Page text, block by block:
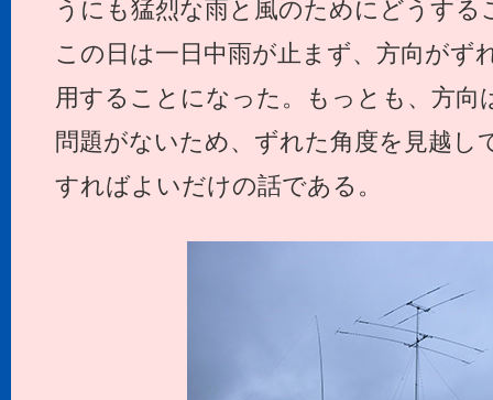
うにも猛烈な雨と風のためにどうする
この日は一日中雨が止まず、方向がず
用することになった。もっとも、方向
問題がないため、ずれた角度を見越し
すればよいだけの話である。